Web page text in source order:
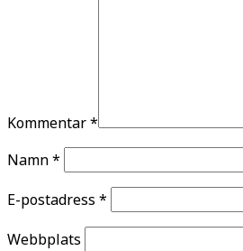
Kommentar*
Namn*
E-postadress *
Webbplats